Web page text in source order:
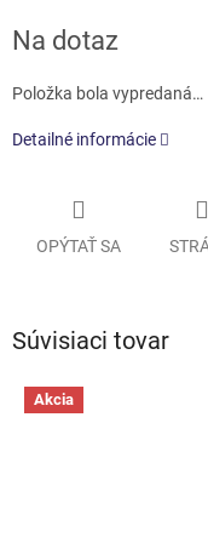
cena:
Na dotaz
Položka bola vypredaná…
Detailné informácie
OPÝTAŤ SA
Súvisiaci tovar
Akcia